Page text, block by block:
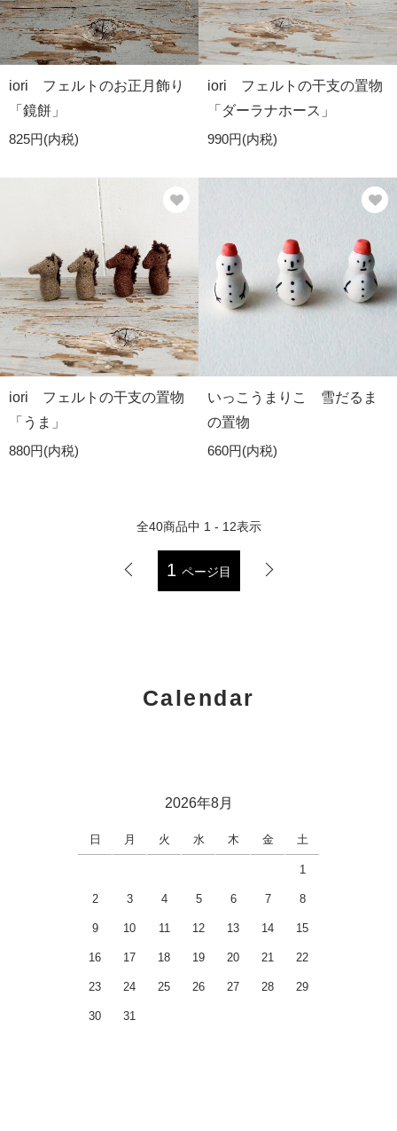
iori フェルトのお正月飾り
「鏡餅」
825円(内税)
iori フェルトの干支の置物
「ダーラナホース」
990円(内税)
iori フェルトの干支の置物
「うま」
880円(内税)
いっこうまりこ 雪だるま
の置物
660円(内税)
全40商品中 1 - 12表示
1 ページ目
Calendar
2026年8月
日 月 火 水 木 金 土
1
2 3 4 5 6 7 8
9 10 11 12 13 14 15
16 17 18 19 20 21 22
23 24 25 26 27 28 29
30 31